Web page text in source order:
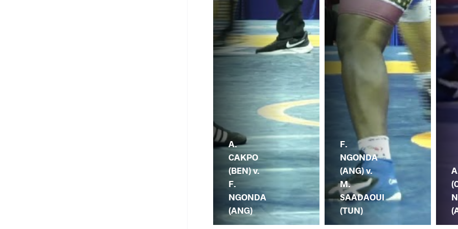
A.
CAKPO
(BEN) v.
F.
NGONDA
(ANG)
F.
NGONDA
(ANG) v.
M.
SAADAOUI
(TUN)